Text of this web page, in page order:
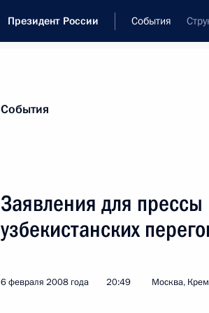
Президент России События
Новости
Послания Федеральному Собранию
Заявления по важнейшим вопросам
Речи и обращения
События
Заявления для
узбекистанских
6 февраля 2008 года 20:49 Москва,